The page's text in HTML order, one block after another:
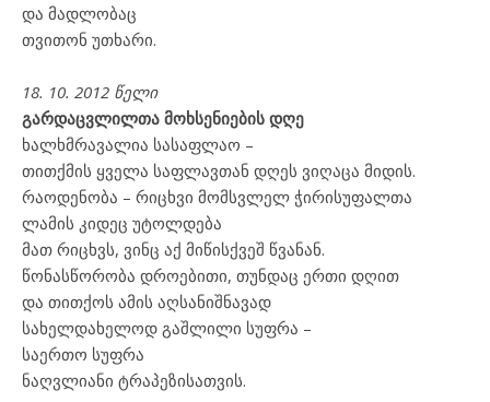
და მადლობაც
თვითონ უთხარი.
18. 10. 2012 წელი
გარდაცვლილთა მოხსენიების დღე
ხალხმრავალია სასაფლაო –
თითქმის ყველა საფლავთან დღეს ვიღაცა მიდის.
რაოდენობა – რიცხვი მომსვლელ ჭირისუფალთა
ლამის კიდეც უტოლდება
მათ რიცხვს, ვინც აქ მიწისქვეშ წვანან.
წონასწორობა დროებითი, თუნდაც ერთი დღით
და თითქოს ამის აღსანიშნავად
სახელდახელოდ გაშლილი სუფრა –
საერთო სუფრა
ნაღვლიანი ტრაპეზისათვის.